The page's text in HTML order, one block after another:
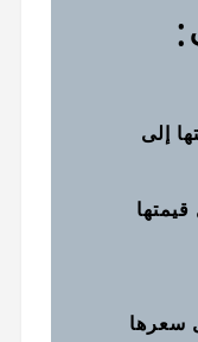
إلى
قيمتها
سعرها